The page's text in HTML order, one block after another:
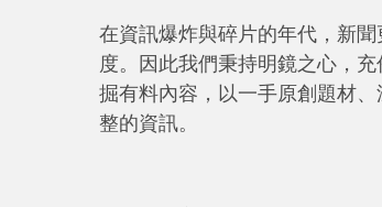
在資訊爆炸與碎片的年代，新
度。因此我們秉持明鏡之心，
掘有料內容，以一手原創題材
整的資訊。